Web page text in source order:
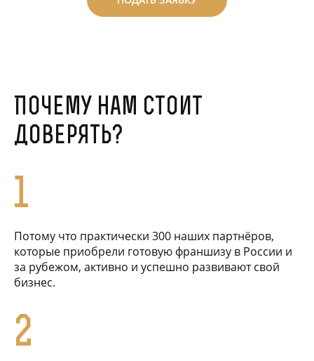
Почему нам стоит
доверять?
1
Потому что практически 300 наших партнёров,
которые приобрели готовую франшизу в России и
за рубежом, активно и успешно развивают свой
бизнес.
2